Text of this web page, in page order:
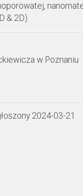
& 2D)
w Poznaniu
2024-03-21